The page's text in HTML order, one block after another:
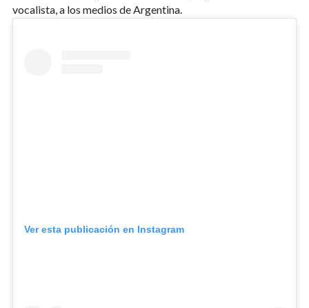
vocalista, a los medios de Argentina.
Ver esta publicación en Instagram